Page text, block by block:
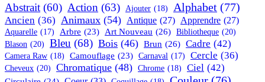
Abstrait (60) Action (63) Ajouter (18) Alphabet (77)
Ancien (36) Animaux (54) Antique (27) Apprendre (27)
Aquarelle (17) Arbre (23) Art Nouveau (26) Bibliotheque (20)
Blason (20) Bleu (68) Bois (46) Brun (26) Cadre (42)
Camera Raw (18) Camouflage (23) Carnaval (17) Cercle (36)
Cheveux (20) Chromatique (48) Chrome (18) Ciel (42)